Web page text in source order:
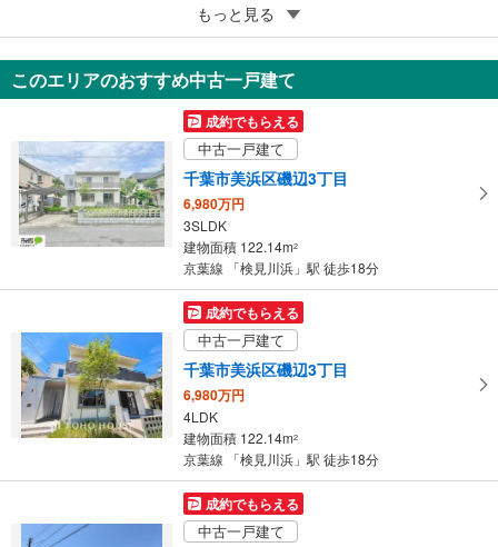
成約でもらえる
千葉市美浜区真砂4丁目
4,799万円
2LDK＋S
84.88m2（実測）
千葉県千葉市美浜区真砂4丁目
もっと見る
このエリアのおすすめ中古一戸建て
成約でもらえる
中古一戸建て
千葉市美浜区磯辺3丁目
6,980万円
3SLDK
建物面積 122.14m2
京葉線 「検見川浜」駅 徒歩18分
成約でもらえる
中古一戸建て
千葉市美浜区磯辺3丁目
6,980万円
4LDK
建物面積 122.14m2
京葉線 「検見川浜」駅 徒歩18分
成約でもらえる
中古一戸建て